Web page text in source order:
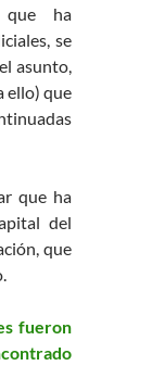
que ha
se
asunto,
ello) que
que ha
del
que
fueron